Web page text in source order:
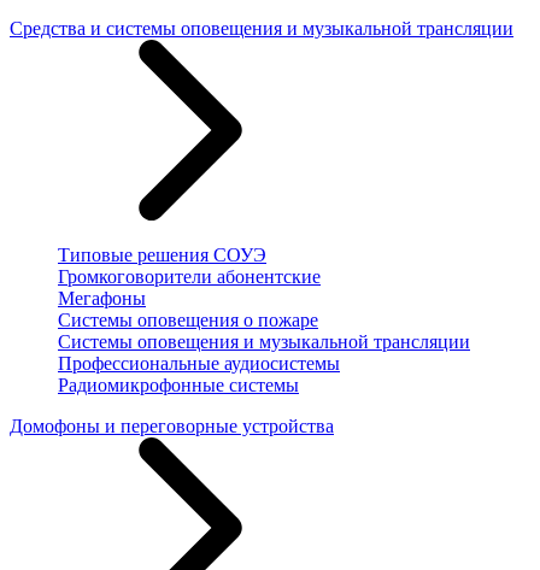
Средства и системы оповещения и музыкальной трансляции
Типовые решения СОУЭ
Громкоговорители абонентские
Мегафоны
Системы оповещения о пожаре
Системы оповещения и музыкальной трансляции
Профессиональные аудиосистемы
Радиомикрофонные системы
Домофоны и переговорные устройства